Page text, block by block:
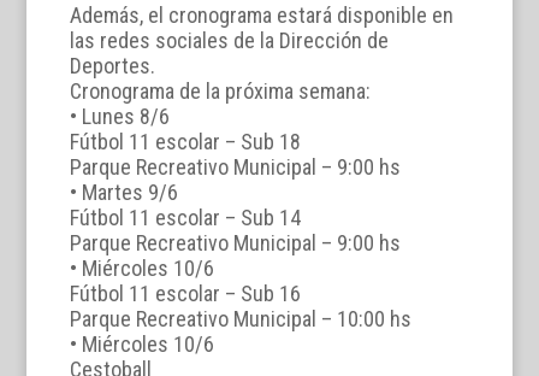
Además, el cronograma estará disponible en
las redes sociales de la Dirección de
Deportes.
Cronograma de la próxima semana:
• Lunes 8/6
Fútbol 11 escolar – Sub 18
Parque Recreativo Municipal – 9:00 hs
• Martes 9/6
Fútbol 11 escolar – Sub 14
Parque Recreativo Municipal – 9:00 hs
• Miércoles 10/6
Fútbol 11 escolar – Sub 16
Parque Recreativo Municipal – 10:00 hs
• Miércoles 10/6
Cestoball